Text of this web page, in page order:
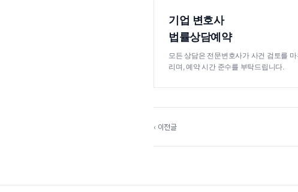
기업 변호사
법률상담예약
모든 상담은 전문변호사가 사건 검토를
리며, 예약 시간 준수를 부탁드립니다.
‹ 이전글